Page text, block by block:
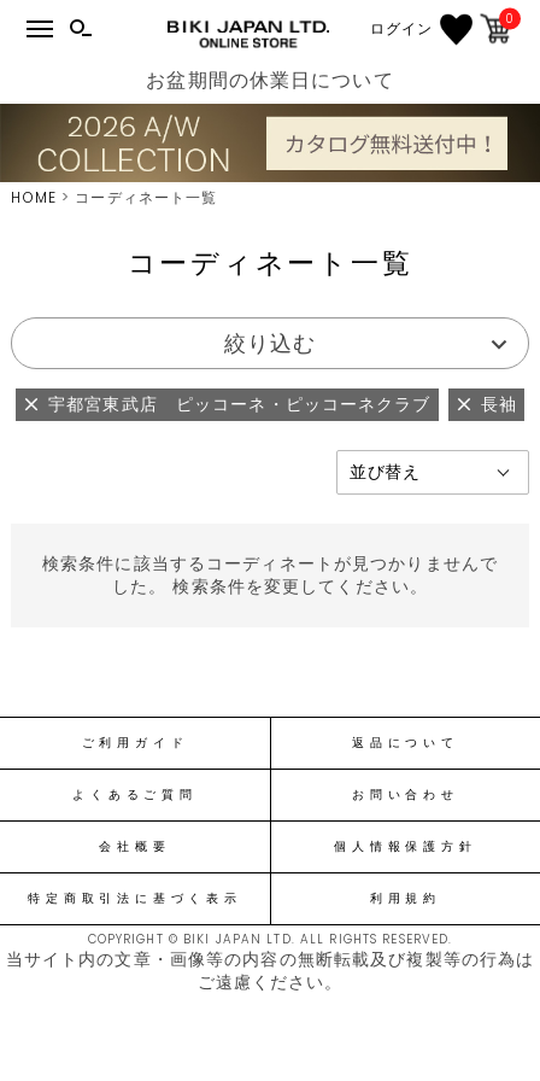
ログイン 0
お盆期間の休業日について
HOME コーディネート一覧
コーディネート一覧
絞り込む
宇都宮東武店 ピッコーネ・ピッコーネクラブ 長袖
検索条件に該当するコーディネートが見つかりませんで
した。 検索条件を変更してください。
ご利用ガイド 返品について
よくあるご質問 お問い合わせ
会社概要 個人情報保護方針
特定商取引法に基づく表示 利用規約
COPYRIGHT © BIKI JAPAN LTD. ALL RIGHTS RESERVED.
当サイト内の文章・画像等の内容の無断転載及び複製等の行為は
ご遠慮ください。